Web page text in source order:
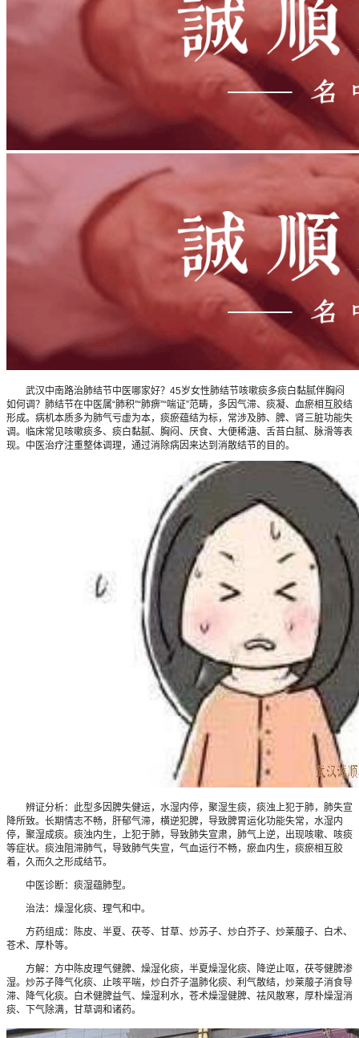
武汉中南路治肺结节中医哪家好？45岁女性肺结节咳嗽痰多痰白黏腻伴胸闷
如何调？肺结节在中医属“肺积”“肺痹”“喘证”范畴，多因气滞、痰凝、血瘀相互胶结
形成。病机本质多为肺气亏虚为本，痰瘀蕴结为标，常涉及肺、脾、肾三脏功能失
调。临床常见咳嗽痰多、痰白黏腻、胸闷、厌食、大便稀溏、舌苔白腻、脉滑等表
现。中医治疗注重整体调理，通过消除病因来达到消散结节的目的。
辨证分析：此型多因脾失健运，水湿内停，聚湿生痰，痰浊上犯于肺，肺失宣
降所致。长期情志不畅，肝郁气滞，横逆犯脾，导致脾胃运化功能失常，水湿内
停，聚湿成痰。痰浊内生，上犯于肺，导致肺失宣肃，肺气上逆，出现咳嗽、咳痰
等症状。痰浊阻滞肺气，导致肺气失宣，气血运行不畅，瘀血内生，痰瘀相互胶
着，久而久之形成结节。
中医诊断：痰湿蕴肺型。
治法：燥湿化痰、理气和中。
方药组成：陈皮、半夏、茯苓、甘草、炒苏子、炒白芥子、炒莱菔子、白术、
苍术、厚朴等。
方解：方中陈皮理气健脾、燥湿化痰，半夏燥湿化痰、降逆止呕，茯苓健脾渗
湿。炒苏子降气化痰、止咳平喘，炒白芥子温肺化痰、利气散结，炒莱菔子消食导
滞、降气化痰。白术健脾益气、燥湿利水，苍术燥湿健脾、祛风散寒，厚朴燥湿消
痰、下气除满，甘草调和诸药。